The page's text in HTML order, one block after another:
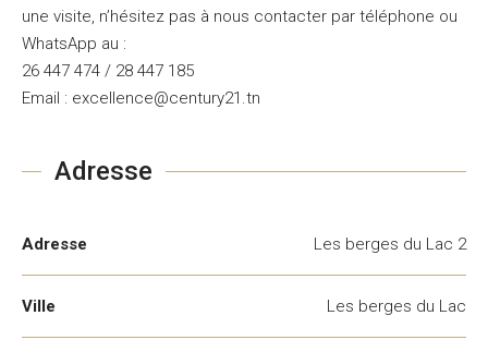
une visite, n’hésitez pas à nous contacter par téléphone ou
WhatsApp au :
26 447 474 / 28 447 185
Email : excellence@century21.tn
Adresse
Adresse Les berges du Lac 2
Ville Les berges du Lac